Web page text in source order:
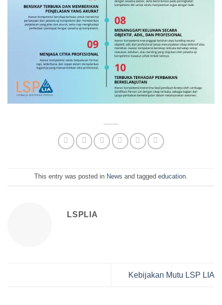
This entry was posted in News and tagged education
LSPLIA
Kebijakan Mutu LSP LIA